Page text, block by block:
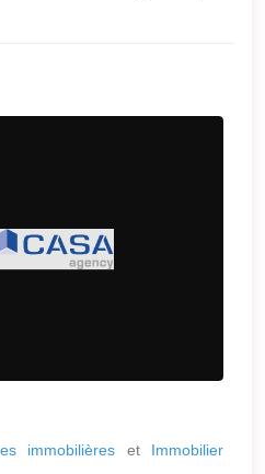
immobilières et Immobilier